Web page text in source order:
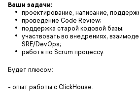
Ваши задачи:
проектирование, написание,
проведение Code Review;
поддержка старой кодовой базы;
участвовать во внедрениях,
SRE/DevOps;
работа по Scrum процессу.
Будет плюсом:
- опыт работы с ClickHouse.